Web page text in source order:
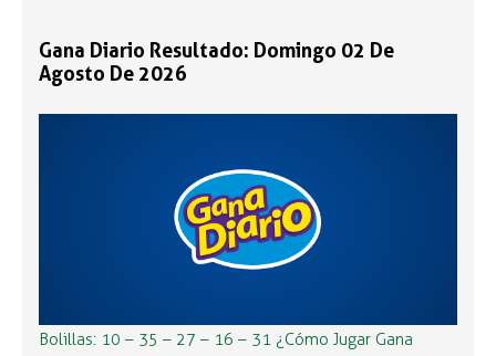
Gana Diario Resultado: Domingo 02 De
Agosto De 2026
Bolillas: 10 – 35 – 27 – 16 – 31 ¿Cómo Jugar Gana